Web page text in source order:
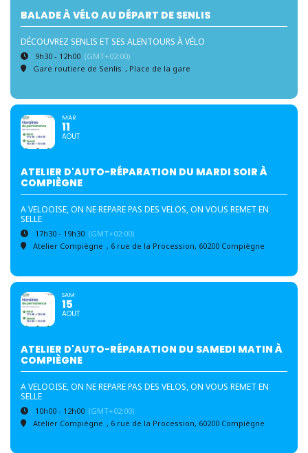
BALADE À VÉLO AU DÉPART DE SENLIS
DÉCOUVREZ SENLIS ET SES ALENTOURS À VÉLO
9h30 - 12h00 (GMT+02:00)
Gare routiere de Senlis , Place de la gare
MAR
11
AOUT
ATELIER D'AUTO-RÉPARATION DU MARDI SOIR À
COMPIÈGNE
A VELOOISE, ON NE REPARE PAS DES VELOS, ON VOUS REMET EN
SELLE
17h30 - 19h30 (GMT+02:00)
Atelier Compiègne , 6 rue de la Procession, 60200 Compiègne
SAM
15
AOUT
ATELIER D'AUTO-RÉPARATION DU SAMEDI MATIN À
COMPIÈGNE
A VELOOISE, ON NE REPARE PAS DES VELOS, ON VOUS REMET EN
SELLE
10h00 - 12h00 (GMT+02:00)
Atelier Compiègne , 6 rue de la Procession, 60200 Compiègne